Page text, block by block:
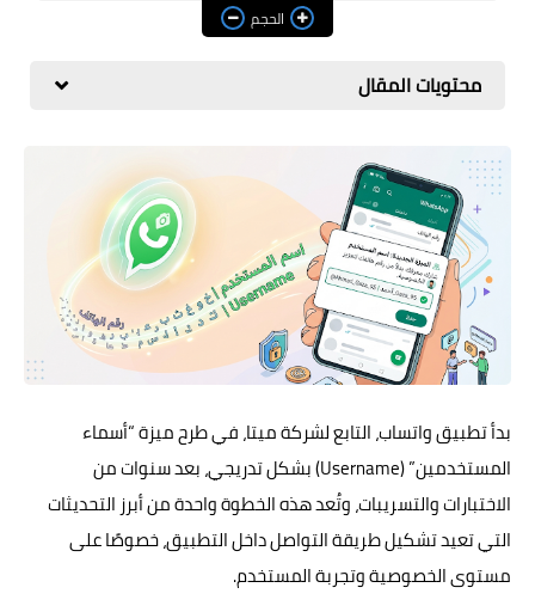
الربح من الانترنت
ذكاء اصطناعي
الحجم
محتويات المقال
بدأ تطبيق واتساب، التابع لشركة ميتا، في طرح ميزة “أسماء
المستخدمين” (Username) بشكل تدريجي، بعد سنوات من
الاختبارات والتسريبات، وتُعد هذه الخطوة واحدة من أبرز التحديثات
التي تعيد تشكيل طريقة التواصل داخل التطبيق، خصوصًا على
مستوى الخصوصية وتجربة المستخدم.